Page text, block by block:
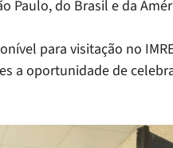
Paulo, do Brasil e da
para visitação no
a oportunidade de